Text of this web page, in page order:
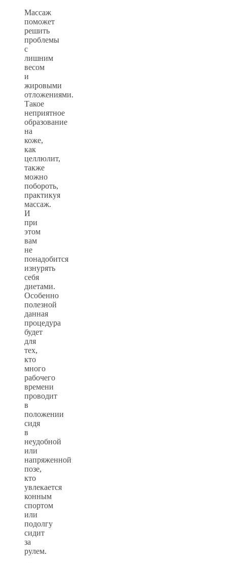
Массаж
поможет
решить
проблемы
с
лишним
весом
и
жировыми
отложениями.
Такое
неприятное
образование
на
коже,
как
целлюлит,
также
можно
побороть,
практикуя
массаж.
И
при
этом
вам
не
понадобится
изнурять
себя
диетами.
Особенно
полезной
данная
процедура
будет
для
тех,
кто
много
рабочего
времени
проводит
в
положении
сидя
в
неудобной
или
напряженной
позе,
кто
увлекается
конным
спортом
или
подолгу
сидит
за
рулем.